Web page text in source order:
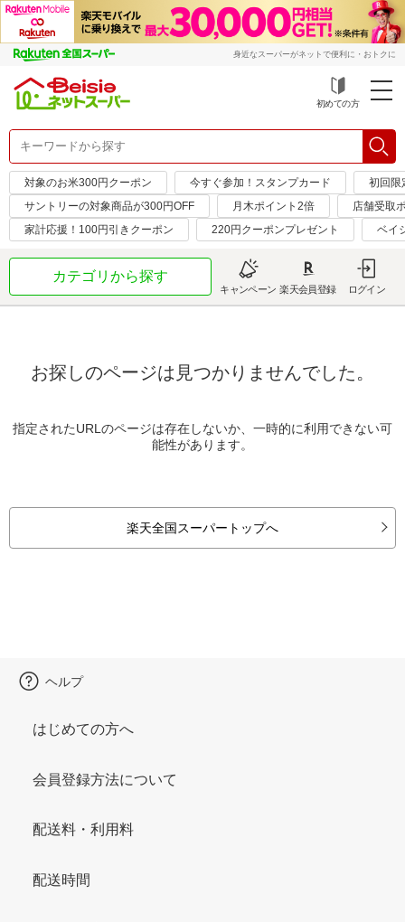
身近なスーパーがネットで便利に・おトクに
初めての方
対象のお米300円クーポン 今すぐ参加！スタンプカード
初回限
サントリーの対象商品が300円OFF
月木ポイント2倍
店舗受取
家計応援！100円引きクーポン
220円クーポンプレゼント ベイ
カテゴリから探す
キャンペーン 楽天会員登録 ログイン
お探しのページは見つかりませんでした。
指定されたURLのページは存在しないか、一時的に利用できない可
能性があります。
楽天全国スーパートップへ
ヘルプ
はじめての方へ
会員登録方法について
配送料・利用料
配送時間